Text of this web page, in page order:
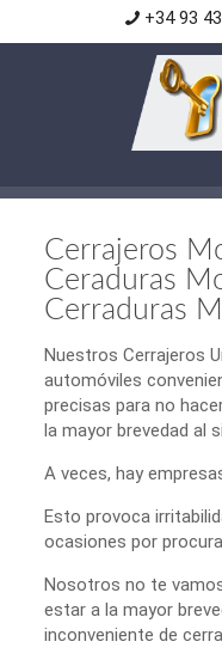
+34 93
Cerrajeros
Ceraduras
Cerraduras
Nuestros Cerrajeros
automóviles
precisas para no
la mayor brevedad al
A veces, hay
Esto provoca
ocasiones por
Nosotros no te
estar a la mayor
inconveniente de